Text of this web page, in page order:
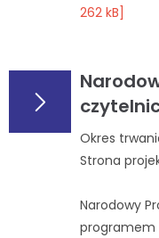
262 kB]
Okres
Strona
Narodowy
programem